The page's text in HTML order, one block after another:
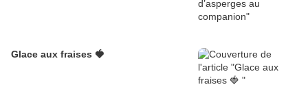
Glace aux fraises 🍓